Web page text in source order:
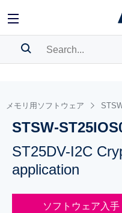
BOOKMARK
Pleaselog into show your
メモリ用ソフトウェア
STSW-
ST25DV-I2C
application
ソフトウェア入手